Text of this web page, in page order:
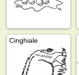
Cinghiale